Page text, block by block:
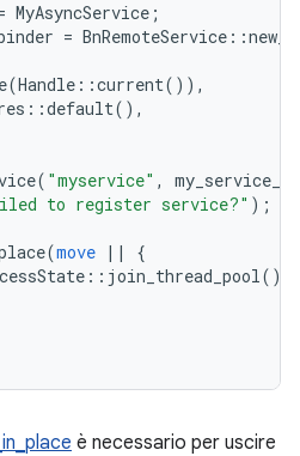
MyAsyncService ;
= BnRemoteService ::
(Handle ::current()),
::default(),
( "myservice" ,
to register service?" );
(move ||
{
:: join_thread_pool();
è necessario per uscire